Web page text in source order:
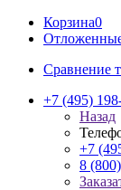
Корзина0
Сравнение
+7 (495)
Назад
+7
8